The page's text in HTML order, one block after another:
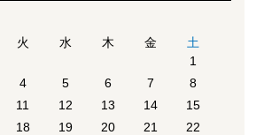
火 水 木 金 土
1
4 5 6 7
8
11 12 13 14
15
18 19 20 21
22